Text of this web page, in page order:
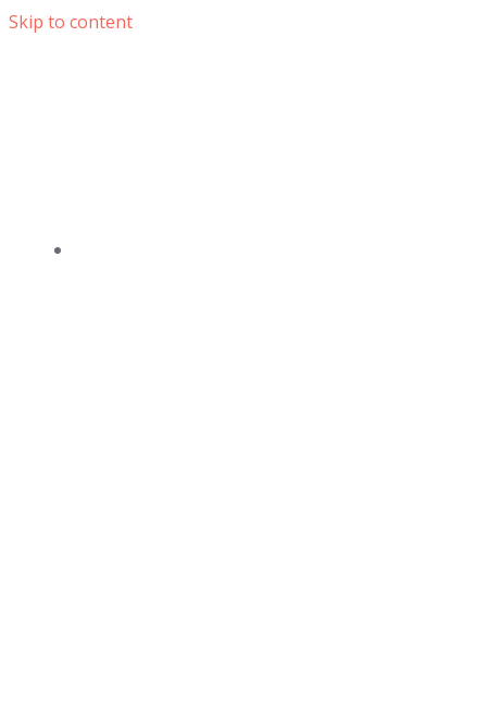
Skip to content